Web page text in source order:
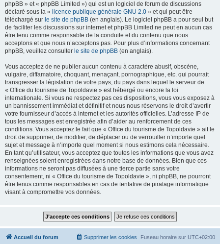
phpBB » et « phpBB Limited ») qui est un logiciel de forum de discussions
déclaré sous la « licence publique générale GNU 2.0 » et qui peut être
téléchargé sur le site de phpBB (en anglais). Le logiciel phpBB a pour seul but
de faciliter les discussions sur internet et phpBB Limited ne peut en aucun cas
être tenu comme responsable de la conduite et du contenu que nous
acceptons et que nous n’acceptons pas. Pour plus d’informations concernant
phpBB, veuillez consulter le site de phpBB (en anglais).
Vous acceptez de ne publier aucun contenu à caractère abusif, obscène,
vulgaire, diffamatoire, choquant, menaçant, pornographique, etc. qui pourrait
transgresser la législation de votre pays, du pays dans lequel le serveur de
« Office du tourisme de Topoldavie » est hébergé ou encore la loi
internationale. Si vous ne respectez pas ces dispositions, vous vous exposez à
un bannissement immédiat et définitif et nous nous réservons le droit d’avertir
votre fournisseur d’accès à internet et les autorités officielles. L’adresse IP de
tous les messages est enregistrée afin d’aider au renforcement de ces
conditions. Vous acceptez le fait que « Office du tourisme de Topoldavie » ait le
droit de supprimer, de modifier, de déplacer ou de verrouiller n’importe quel
sujet et message à n’importe quel moment si nous estimons cela nécessaire.
En tant qu’utilisateur, vous acceptez que toutes les informations que vous avez
renseignées soient enregistrées dans notre base de données. Bien que ces
informations ne seront pas diffusées à une tierce partie sans votre
consentement, ni « Office du tourisme de Topoldavie », ni phpBB, ne pourront
être tenus comme responsables en cas de tentative de piratage informatique
visant à compromettre vos données.
Accueil du forum Fuseau horaire sur UTC+02:00
Supprimer les cookies